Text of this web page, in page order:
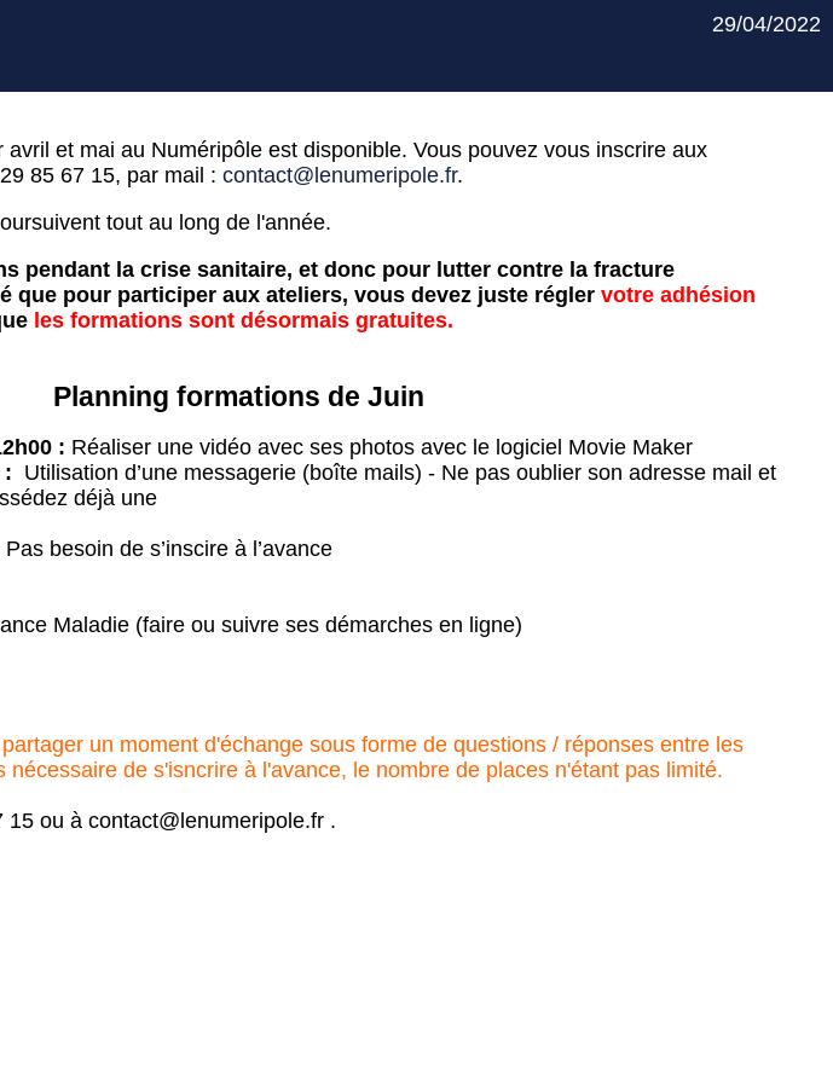
29/04/2022
et mai au Numéripôle est disponible. Vous pouvez vous inscrire aux
85 67 15, par mail : contact@lenumeripole.fr.
tout au long de l'année.
pendant la crise sanitaire, et donc pour lutter contre la fracture
que pour participer aux ateliers, vous devez juste régler votre adhésion
les formations sont désormais gratuites.
Planning formations de Juin
: Réaliser une vidéo avec ses photos avec le logiciel Movie Maker
: Utilisation d’une messagerie (boîte mails) - Ne pas oublier son adresse mail et
déjà une
besoin de s’inscire à l’avance
Maladie (faire ou suivre ses démarches en ligne)
un moment d'échange sous forme de questions / réponses entre les
de s'isncrire à l'avance, le nombre de places n'étant pas limité.
ou à contact@lenumeripole.fr .